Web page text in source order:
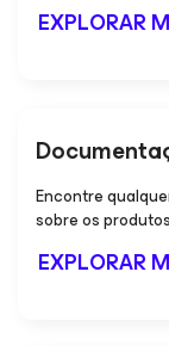
EXPLORAR
Encontre
sobre os
EXPLORAR